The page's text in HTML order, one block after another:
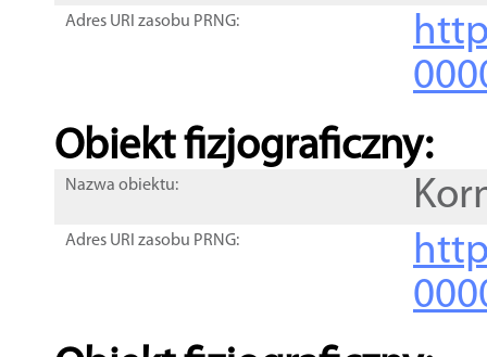
Adres URI zasobu PRNG:
Obiekt fizjograficzny:
Nazwa obiektu:
Adres URI zasobu PRNG: